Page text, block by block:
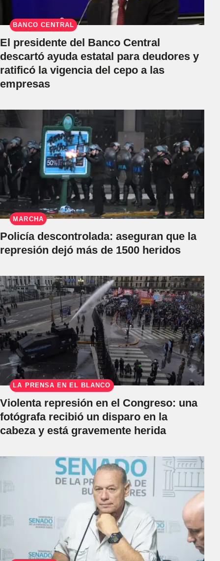
BANCO CENTRAL
El presidente del Banco Central
descartó ayuda estatal para deudores y
ratificó la vigencia del cepo a las
empresas
MARCHA
Policía descontrolada: aseguran que la
represión dejó más de 1500 heridos
LA PRENSA EN EL BLANCO
Violenta represión en el Congreso: una
fotógrafa recibió un disparo en la
cabeza y está gravemente herida